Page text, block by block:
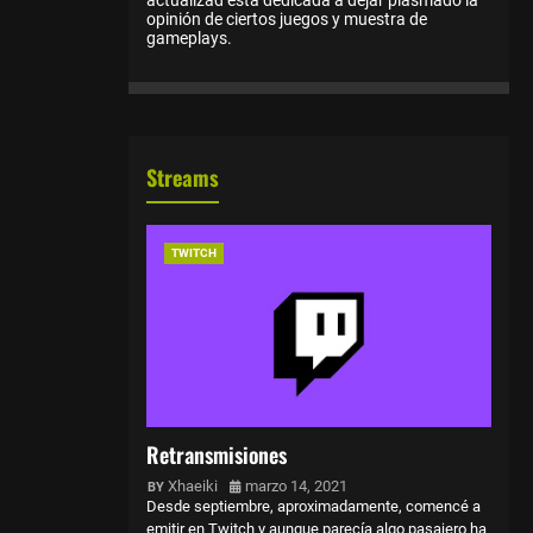
opinión de ciertos juegos y muestra de
gameplays.
Streams
TWITCH
Retransmisiones
Xhaeiki
marzo 14, 2021
Desde septiembre, aproximadamente, comencé a
emitir en Twitch y aunque parecía algo pasajero ha